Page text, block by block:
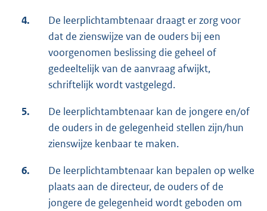
4.
De leerplichtambtenaar draagt er zorg voor
dat de zienswijze van de ouders bij een
voorgenomen beslissing die geheel of
gedeeltelijk van de aanvraag afwijkt,
schriftelijk wordt vastgelegd.
5.
De leerplichtambtenaar kan de jongere en/of
de ouders in de gelegenheid stellen zijn/hun
zienswijze kenbaar te maken.
6.
De leerplichtambtenaar kan bepalen op welke
plaats aan de directeur, de ouders of de
jongere de gelegenheid wordt geboden om